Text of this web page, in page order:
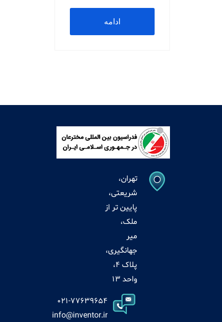
ادامه
تهران،
شریعتی،
پایین تر از
ملک،
میر
جهانگیری،
پلاک 4،
واحد 13
021-77639654
info@inventor.ir